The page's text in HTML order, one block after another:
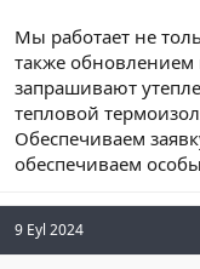
Мы работает не
также обновлением
запрашивают
тепловой
Обеспечиваем
обеспечиваем
9 Eyl 2024